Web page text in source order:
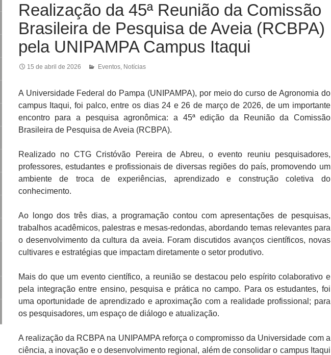
Realização da 45ª Reunião da Comissão
Brasileira de Pesquisa de Aveia (RCBPA)
pela UNIPAMPA Campus Itaqui
15 de abril de 2026 Eventos, Notícias
A Universidade Federal do Pampa (UNIPAMPA), por meio do curso de Agronomia do
campus Itaqui, foi palco, entre os dias 24 e 26 de março de 2026, de um importante
encontro para a pesquisa agronômica: a 45ª edição da
Reunião da Comissão
Brasileira de Pesquisa de Aveia (RCBPA).
Realizado noCTG Cristóvão Pereira de Abreu, o evento reuniu pesquisadores,
professores, estudantes e profissionais de diversas regiões do país, promovendo um
ambiente de troca de experiências, aprendizado e construção coletiva do
conhecimento.
Ao longo dos três dias, a programação contou com apresentações de pesquisas,
trabalhos acadêmicos, palestras e mesas-redondas, abordando temas relevantes para
o desenvolvimento da cultura da aveia. Foram discutidos avanços científicos, novas
cultivares e estratégias que impactam diretamente o setor produtivo.
Mais do que um evento científico, a reunião se destacou pelo espírito colaborativo e
pela integração entre ensino, pesquisa e prática no campo. Para os estudantes, foi
uma oportunidade de aprendizado e aproximação com a realidade profissional; para
os pesquisadores, um espaço de diálogo e atualização.
A realização da RCBPA na UNIPAMPA reforça o compromisso da Universidade com a
ciência, a inovação e o desenvolvimento regional, além de consolidar o campus Itaqui